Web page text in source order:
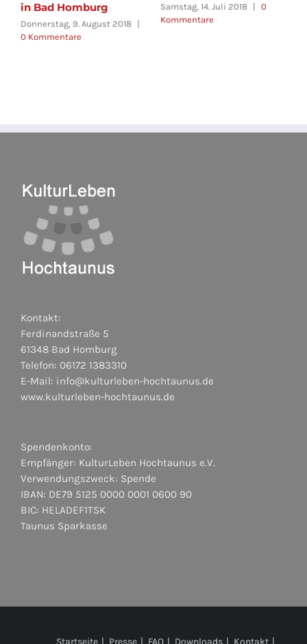
in Bad Homburg
Donnerstag, 9. August 2018 |
0 Kommentare
Samstag, 14. Juli 2018 |
0
Kommentare
Kontakt:
Ferdinandstraße 5
61348 Bad Homburg
Telefon: 06172 1383310
E-Mail: info@kulturleben-hochtaunus.de
www.kulturleben-hochtaunus.de
Spendenkonto:
Empfänger: KulturLeben Hochtaunus e.V.
Verwendungszweck: Spende
IBAN: DE79 5125 0000 0001 0600 90
BIC: HELADEF1TSK
Taunus Sparkasse
Startseite Presse FAQ Downloads Kontakt